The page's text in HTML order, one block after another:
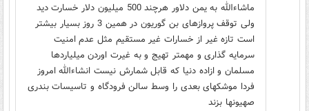
ماشاءالله به یمن دلاور هرچند 500 میلیون دلار خسارت دید
ولی توقف پروازهای بن گوریون در همین 3 روز بسیار بیشتر
است تازه غیر از خسارات غیر مستقیم مثل عدم امنیت
سرمایه گذاری و مهمتر تهیج و به غیرت اوردن میلیاردها
مسلمان و ازاده دنیا که قابل شمارش نیست انشاءالله امروز
فردا موشکهای بعدی را وسط سالن فرودگاه و تاسیسات بندری
صهیونها بزند